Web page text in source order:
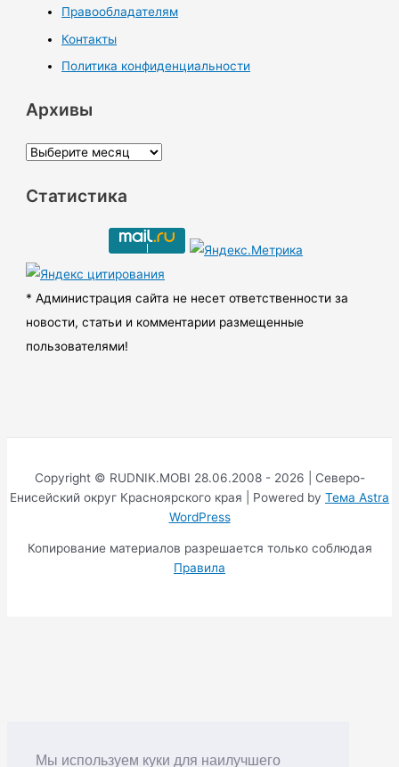
Мы используем куки для наилучшего
Правообладателям
Контакты
Политика конфиденциальности
Архивы
А
х
ы
Статистика
* Администрация сайта не несет ответственности за
новости, статьи и комментарии размещенные
пользователями!
Copyright © RUDNIK.MOBI 28.06.2008 - 2026 | Северо-
Енисейский округ Красноярского края | Powered by Тема Astra
WordPress
Копирование материалов разрешается только соблюдая
Правила